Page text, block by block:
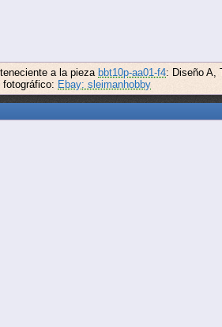
a la pieza bbt10p-aa01-f4: Diseño A,
fotográfico: Ebay: sleimanhobby